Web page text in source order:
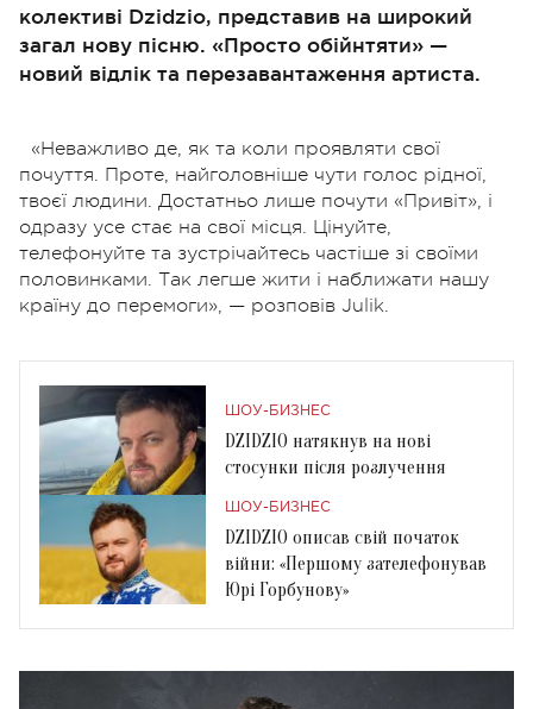
колективі Dzidzio, представив на широкий
загал нову пісню. «Просто обійнтяти» —
новий відлік та перезавантаження артиста.
«Неважливо де, як та коли проявляти свої
почуття. Проте, найголовніше чути голос рідної,
твоєї людини. Достатньо лише почути «Привіт», і
одразу усе стає на свої місця. Цінуйте,
телефонуйте та зустрічайтесь частіше зі своїми
половинками. Так легше жити і наближати нашу
країну до перемоги», — розповів Julik.
ШОУ-БИЗНЕС
DZIDZIO натякнув на нові
стосунки після розлучення
ШОУ-БИЗНЕС
DZIDZIO описав свій початок
війни: «Першому зателефонував
Юрі Горбунову»